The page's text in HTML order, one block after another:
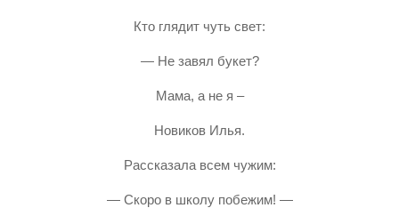
Кто глядит чуть свет:
— Не завял букет?
Мама, а не я –
Новиков Илья.
Рассказала всем чужим:
— Скоро в школу побежим! —